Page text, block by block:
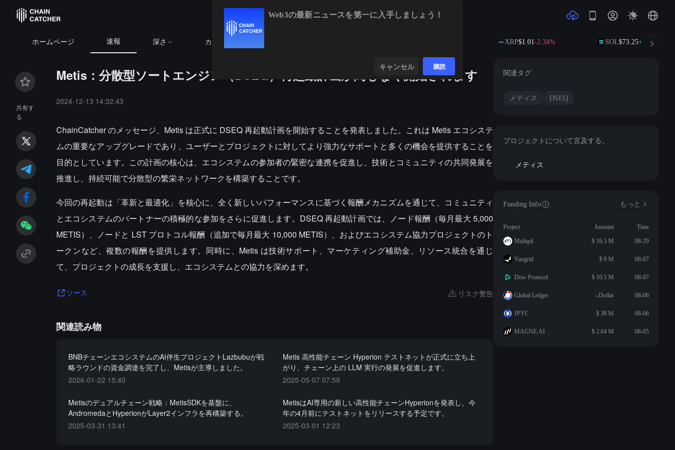
ホームページ 速報 深さ カレンダー
BTC XRP$1.01-2.34% SOL$73.25+0.15%
共有す
る
Metis：分散型ソートエンジン（DSEQ）再起動計画が間もなく開始されます
2024-12-13 14:32:43
ChainCatcher のメッセージ、Metis は正式に DSEQ 再起動計画を開始することを発表しました。これは Metis エコシステ
ムの重要なアップグレードであり、ユーザーとプロジェクトに対してより強力なサポートと多くの機会を提供することを
目的としています。この計画の核心は、エコシステムの参加者の緊密な連携を促進し、技術とコミュニティの共同発展を
推進し、持続可能で分散型の繁栄ネットワークを構築することです。
今回の再起動は「革新と最適化」を核心に、全く新しいパフォーマンスに基づく報酬メカニズムを通じて、コミュニティ
とエコシステムのパートナーの積極的な参加をさらに促進します。DSEQ 再起動計画では、ノード報酬（毎月最大 5,000
METIS）、ノードと LST プロトコル報酬（追加で毎月最大 10,000 METIS）、およびエコシステム協力プロジェクトのト
ークンなど、複数の報酬を提供します。同時に、Metis は技術サポート、マーケティング補助金、リソース統合を通じ
て、プロジェクトの成長を支援し、エコシステムとの協力を深めます。
ソース リスク警告
関連読み物
BNBチェーンエコシステムのAI伴生プロジェクトLazbubuが戦
略ラウンドの資金調達を完了し、Metisが主導しました。
2026-01-22 15:40
Metis 高性能チェーン Hyperion テストネットが正式に立ち上
がり、チェーン上の LLM 実行の発展を促進します。
2025-05-07 07:59
Metisのデュアルチェーン戦略：MetisSDKを基盤に、
AndromedaとHyperionがLayer2インフラを再構築する。
2025-03-31 13:41
MetisはAI専用の新しい高性能チェーンHyperionを発表し、今
年の4月前にテストネットをリリースする予定です。
2025-03-01 12:23
関連タグ
メティス DSEQ
プロジェクトについて言及する。
メティス
Funding Info もっと
Project Amount
Time
Multipli
$ 16.5 M 08-29
Vangrid $ 9 M 08-07
Dow Protocol $ 10.5 M 08-07
Global Ledger --Dollar 08-06
JPYC $ 38 M 08-06
MAGNE.AI $ 2.64 M 08-05
Web3の最新ニュースを第一に入手しましょう！
キャンセル 購読